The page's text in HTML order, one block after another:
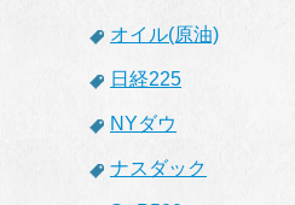
オイル(原油)
日経225
NYダウ
ナスダック